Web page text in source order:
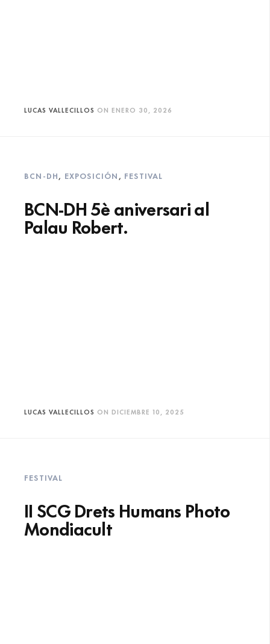
LUCAS VALLECILLOS ON ENERO 30, 2026
BCN-DH, EXPOSICIÓN , FESTIVAL
BCN-DH 5è aniversari al
Palau Robert.
LUCAS VALLECILLOS ON DICIEMBRE 10, 2025
FESTIVAL
II SCG Drets Humans Photo
Mondiacult